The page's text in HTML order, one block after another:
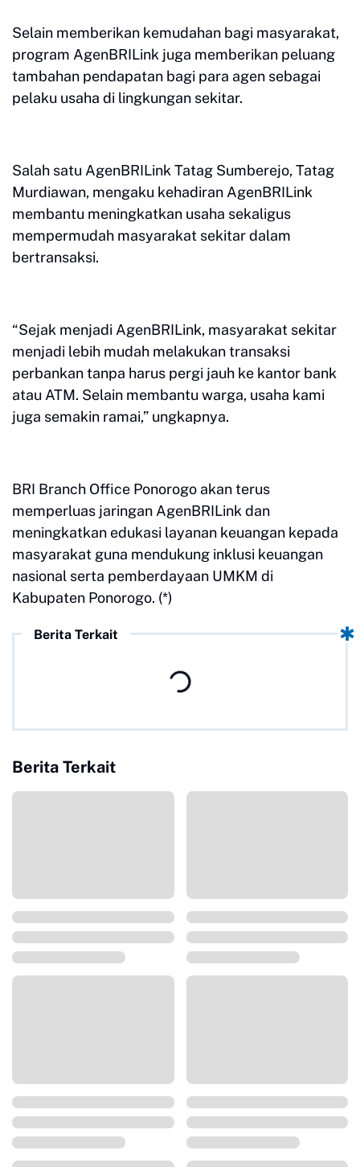
Selain memberikan kemudahan bagi masyarakat,
program AgenBRILink juga memberikan peluang
tambahan pendapatan bagi para agen sebagai
pelaku usaha di lingkungan sekitar.
Salah satu AgenBRILink Tatag Sumberejo, Tatag
Murdiawan, mengaku kehadiran AgenBRILink
membantu meningkatkan usaha sekaligus
mempermudah masyarakat sekitar dalam
bertransaksi.
“Sejak menjadi AgenBRILink, masyarakat sekitar
menjadi lebih mudah melakukan transaksi
perbankan tanpa harus pergi jauh ke kantor bank
atau ATM. Selain membantu warga, usaha kami
juga semakin ramai,” ungkapnya.
BRI Branch Office Ponorogo akan terus
memperluas jaringan AgenBRILink dan
meningkatkan edukasi layanan keuangan kepada
masyarakat guna mendukung inklusi keuangan
nasional serta pemberdayaan UMKM di
Kabupaten Ponorogo. (*)
Berita Terkait
Berita Terkait